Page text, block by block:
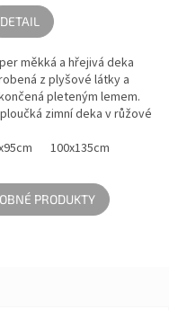
DETAIL
měkká a hřejivá deka
z plyšové látky a
pleteným lemem.
zimní deka v růžové
Dětská deka je
100x135cm
PRODUKTY